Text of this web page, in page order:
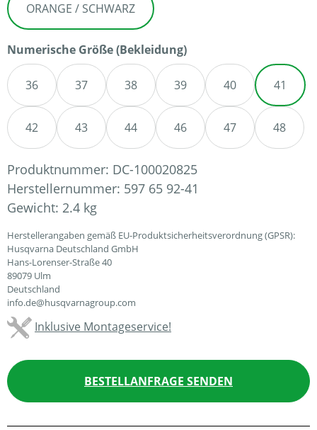
ORANGE / SCHWARZ
Numerische Größe (Bekleidung)auswählen
36 37 38 39 40 41
42 43 44 46 47 48
Produktnummer: DC-100020825
Herstellernummer: 597 65 92-41
Gewicht: 2.4 kg
Herstellerangaben gemäß EU-Produktsicherheitsverordnung (GPSR):
Husqvarna Deutschland GmbH
Hans-Lorenser-Straße 40
89079 Ulm
Deutschland
info.de@husqvarnagroup.com
Inklusive Montageservice!
BESTELLANFRAGE SENDEN